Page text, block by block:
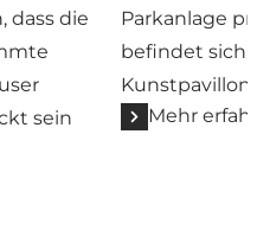
dass die
sein
Parkanlage
befindet sich
Kunstpavillon.
Mehr